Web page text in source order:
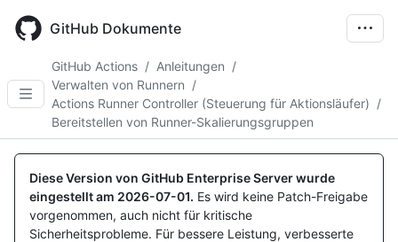
main
GitHub Dokumente
GitHub Actions / Anleitungen /
Verwalten von Runnern /
Actions Runner Controller (Steuerung für Aktionsläufer) /
Bereitstellen von Runner-Skalierungsgruppen
Diese Version von GitHub Enterprise Server wurde
eingestellt am 2026-07-01. Es wird keine Patch-Freigabe
vorgenommen, auch nicht für kritische
Sicherheitsprobleme. Für bessere Leistung, verbesserte